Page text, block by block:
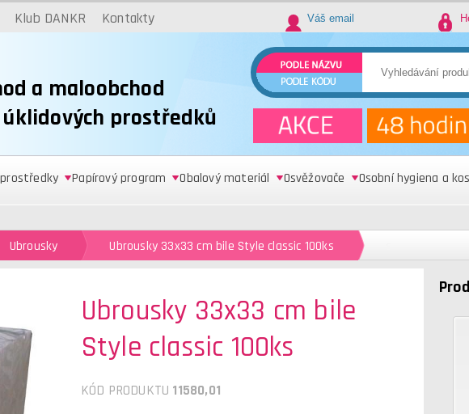
Klub DANKR Kontakty
a maloobchod
prostředků
Papírový program Obalový materiál Osvěžovače Osobní hygiena a
Ubrousky Ubrousky 33x33 cm bile Style classic 100ks
Ubrousky 33x33 cm bile
Style classic 100ks
KÓD PRODUKTU 11580,01